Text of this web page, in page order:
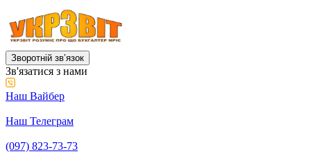
Зворотній звʼязок
Зв'язатися з нами
Наш Вайбер
Наш Телеграм
(097) 823-73-73